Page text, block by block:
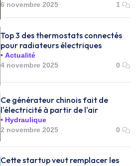
6 novembre 2025
1
Top 3 des thermostats connectés
pour radiateurs électriques
Actualité
4 novembre 2025
0
Ce générateur chinois fait de
l'électricité à partir de l'air
Hydraulique
2 novembre 2025
0
Cette startup veut remplacer les